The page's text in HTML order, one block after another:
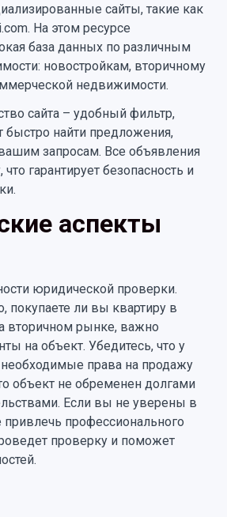
сайты, такие как
На этом ресурсе
база данных по различным
новостройкам, вторичному
недвижимости.
сайта – удобный фильтр,
быстро найти предложения,
запросам. Все объявления
гарантирует безопасность и
аспекты
юридической проверки.
покупаете ли вы квартиру в
вторичном рынке, важно
на объект. Убедитесь, что у
права на продажу
объект не обременен долгами
Если вы не уверены в
привлечь профессионального
проверку и поможет